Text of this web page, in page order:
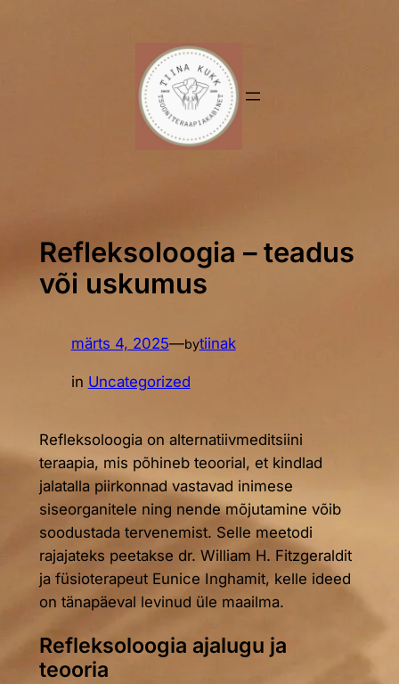
Refleksoloogia – teadus
või uskumus
märts 4, 2025—bytiinak
in Uncategorized
Refleksoloogia on alternatiivmeditsiini
teraapia, mis põhineb teoorial, et kindlad
jalatalla piirkonnad vastavad inimese
siseorganitele ning nende mõjutamine võib
soodustada tervenemist. Selle meetodi
rajajateks peetakse dr. William H. Fitzgeraldit
ja füsioterapeut Eunice Inghamit, kelle ideed
on tänapäeval levinud üle maailma.
Refleksoloogia ajalugu ja
teooria